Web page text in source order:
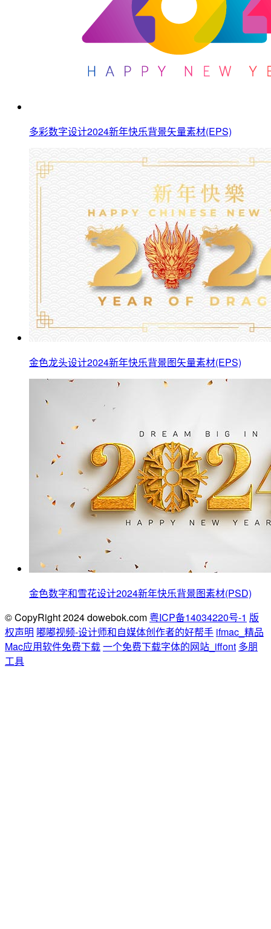
多彩数字设计2024新年快乐背景矢量素材(EPS)
金色龙头设计2024新年快乐背景图矢量素材(EPS)
金色数字和雪花设计2024新年快乐背景图素材(PSD)
© CopyRight 2024 dowebok.com 粤ICP备14034220号-1 版
权声明 嘟嘟视频-设计师和自媒体创作者的好帮手 ifmac_精品
Mac应用软件免费下载一个免费下载字体的网站_iffont 多朋
工具